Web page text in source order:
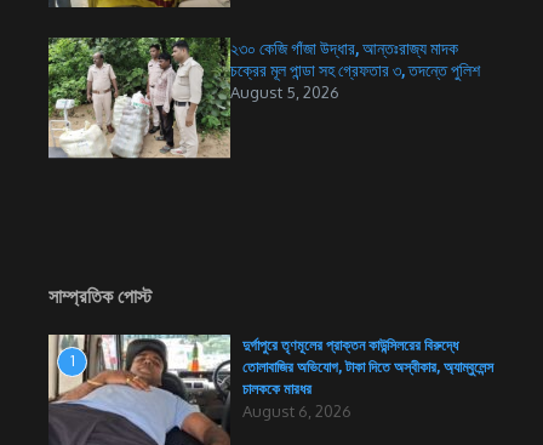
২৩০ কেজি গাঁজা উদ্ধার, আন্তঃরাজ্য মাদক
চক্রের মূল পান্ডা সহ গ্রেফতার ৩, তদন্তে পুলিশ
August 5, 2026
সাম্প্রতিক পোস্ট
1
দুর্গাপুরে তৃণমূলের প্রাক্তন কাউন্সিলরের বিরুদ্ধে
তোলাবাজির অভিযোগ, টাকা দিতে অস্বীকার, অ্যাম্বুলেন্স
চালককে মারধর
August 6, 2026